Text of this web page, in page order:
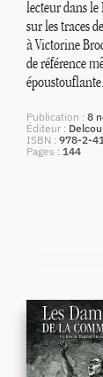
lecteur dans le
sur les traces
à Victorine
de référence
époustouflante.
Publication
8
Éditeur
ISBN 978-2-
Pages
144